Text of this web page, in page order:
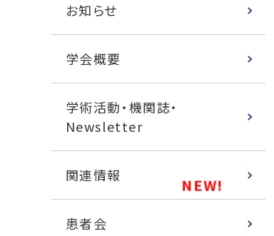
お知らせ
学会概要
学術活動・機関誌・
Newsletter
関連情報
患者会